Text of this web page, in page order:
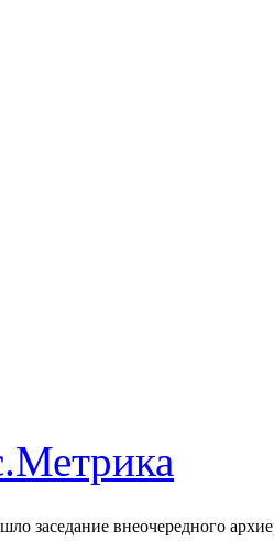
заседание внеочередного